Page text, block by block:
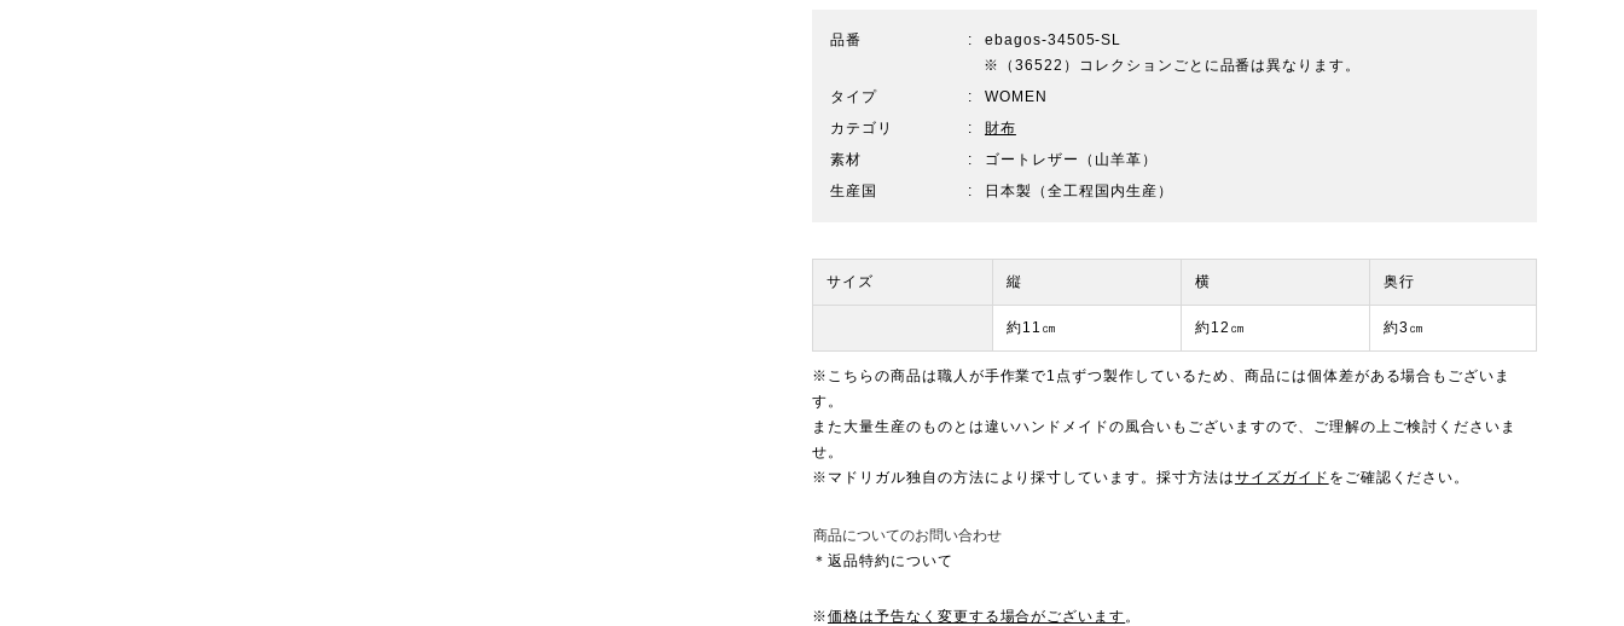
品番
ebagos-34505-SL
※（36522）コレクションごとに品番は異なります。
タイプ
WOMEN
カテゴリ
財布
素材
ゴートレザー（山羊革）
生産国
日本製（全工程国内生産）
サイズ 縦 横 奥行
約11㎝ 約12㎝ 約3㎝
※こちらの商品は職人が手作業で1点ずつ製作しているため、商品には個体差がある場合もございま
す。
また大量生産のものとは違いハンドメイドの風合いもございますので、ご理解の上ご検討くださいま
せ。
※マドリガル独自の方法により採寸しています。採寸方法はサイズガイド をご確認ください。
商品についてのお問い合わせ
＊返品特約について
※価格は予告なく変更する場合がございます 。